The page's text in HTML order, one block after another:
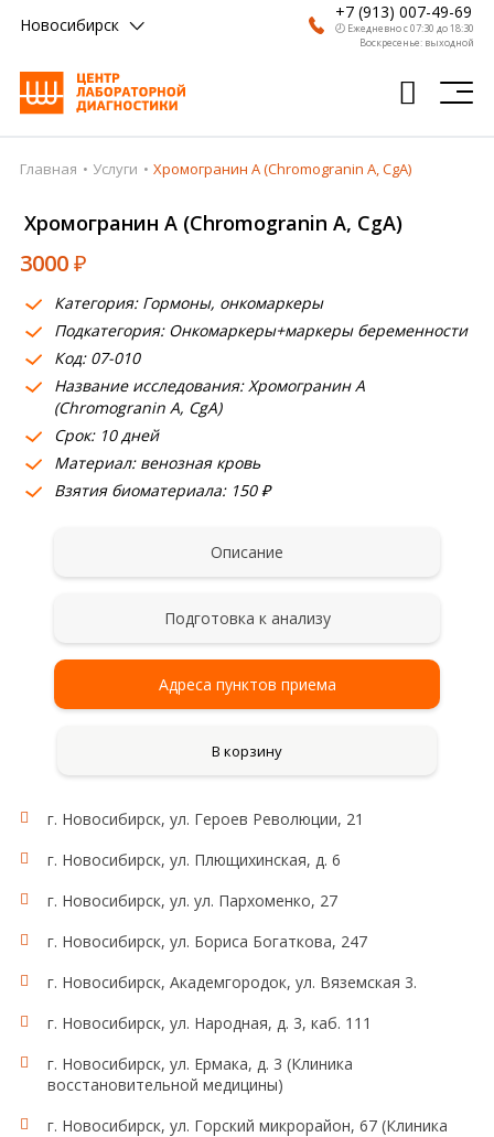
Новосибирск
+7 (913) 007-49-69
🕗 Ежедневно с 07:30 до 18:30
Воскресенье: выходной
Главная
Анализы
Врачи
Получить результат
Пациентам
О компании
Где сдать
Партнерам
Главная Услуги Хромогранин А (Chromogranin A, CgA)
Хромогранин А (Chromogranin A, CgA)
3000₽
Категория: Гормоны, онкомаркеры
Подкатегория: Онкомаркеры+маркеры беременности
Код: 07-010
Название исследования: Хромогранин А
(Chromogranin A, CgA)
Срок: 10 дней
Материал: венозная кровь
Взятия биоматериала: 150 ₽
Описание
Подготовка к анализу
Адреса пунктов приема
В корзину
г. Новосибирск, ул. Героев Революции, 21
г. Новосибирск, ул. Плющихинская, д. 6
г. Новосибирск, ул. ул. Пархоменко, 27
г. Новосибирск, ул. Бориса Богаткова, 247
г. Новосибирск, Академгородок, ул. Вяземская 3.
г. Новосибирск, ул. Народная, д. 3, каб. 111
г. Новосибирск, ул. Ермака, д. 3 (Клиника
восстановительной медицины)
г. Новосибирск, ул. Горский микрорайон, 67 (Клиника